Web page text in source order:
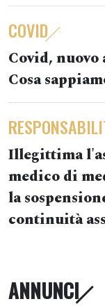
COVID
Covid,
Cosa
Illegittima
medico di
la
continuità
ANNUNCI